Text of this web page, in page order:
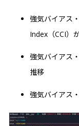
強気バイアス
Index（CCI）
強気バイアス
推移
強気バイアス